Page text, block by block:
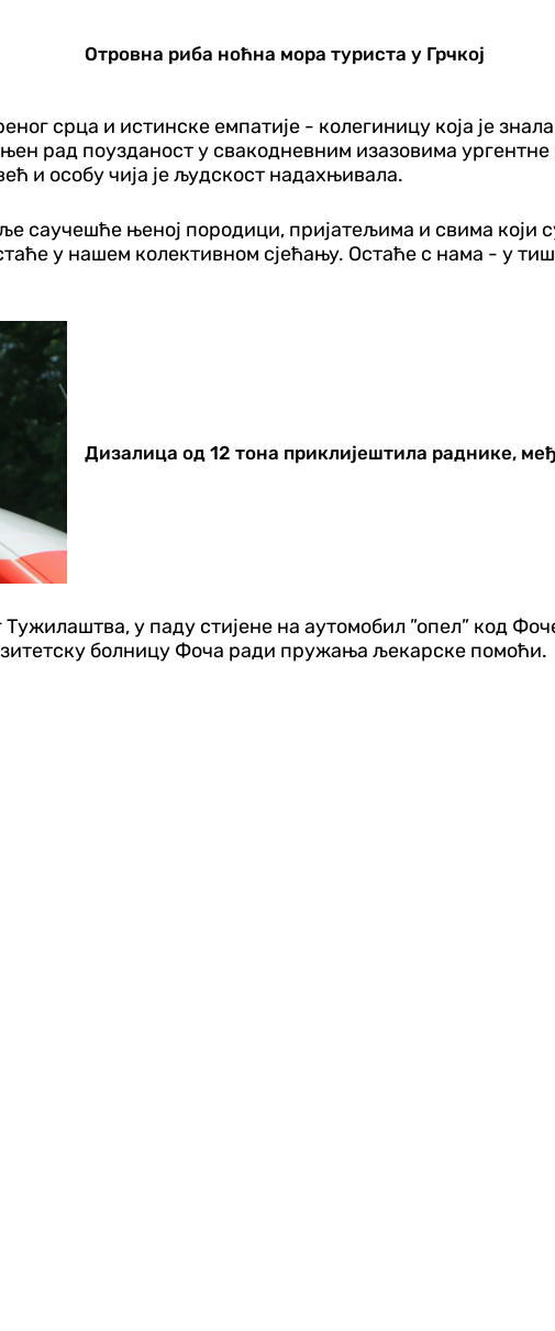
Отровна риба ноћна мора туриста у Грчкој
срца и истинске емпатије - колегиницу која је
рад поузданост у свакодневним изазовима
и особу чија је људскост надахњивала.
саучешће њеној породици, пријатељима и свима који
у нашем колективном сјећању. Остаће с нама - у
Дизалица од 12 тона приклијештила раднике,
у паду стијене на аутомобил ”опел” код
болницу Фоча ради пружања љекарске помоћи.